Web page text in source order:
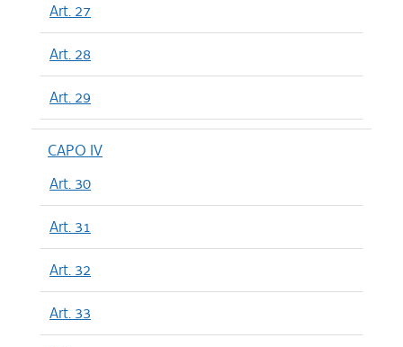
Art. 27
Art. 28
Art. 29
CAPO IV
Art. 30
Art. 31
Art. 32
Art. 33